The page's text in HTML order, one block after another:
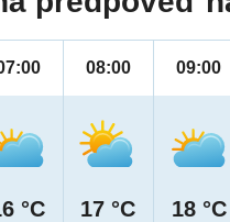
°C
08:00
17 °C
09:00
18 °C